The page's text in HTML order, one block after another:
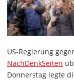
US-Regierung
NachDenkSeiten
Donnerstag legte